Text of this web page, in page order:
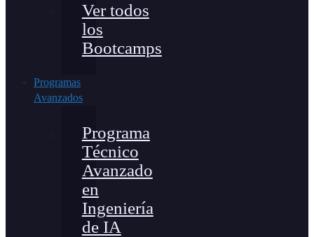
Ver todos
los
Bootcamps
Programas
Avanzados
Programa
Técnico
Avanzado
en
Ingeniería
de IA